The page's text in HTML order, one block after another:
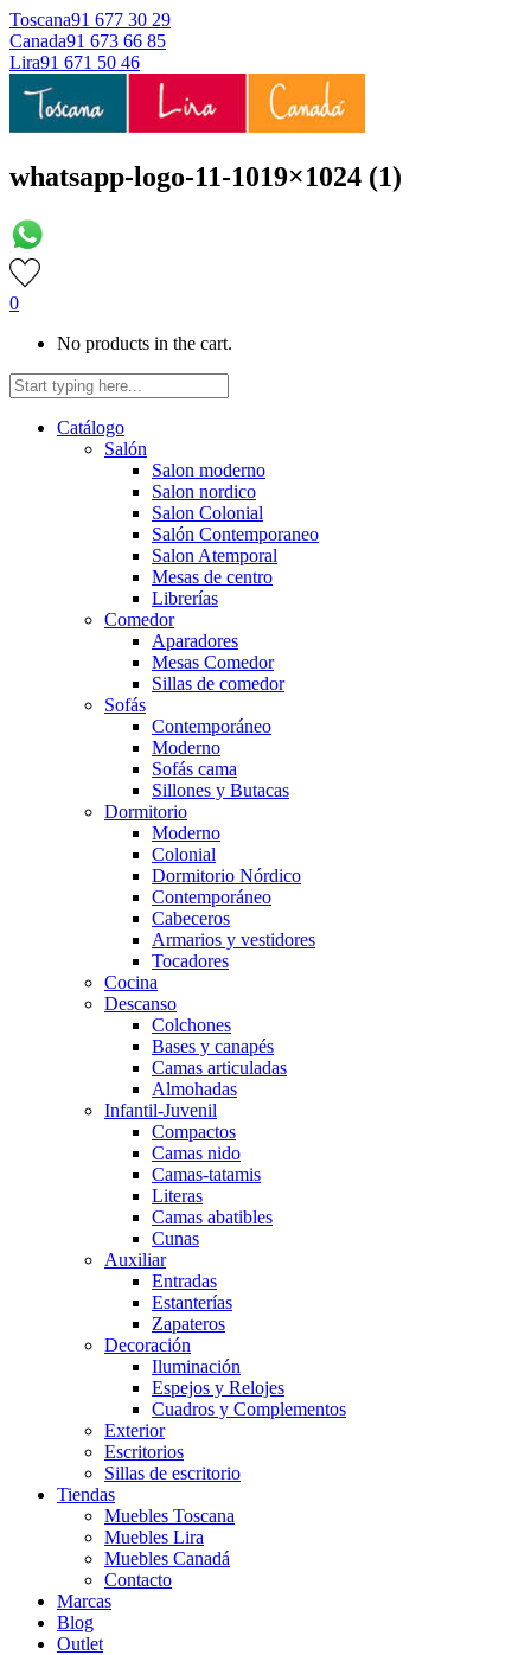
Toscana91 677 30 29
Canada91 673 66 85
Lira91 671 50 46
whatsapp-logo-11-1019×1024 (1)
0
No products in the cart.
Catálogo
Salón
Salon moderno
Salon nordico
Salon Colonial
Salón Contemporaneo
Salon Atemporal
Mesas de centro
Librerías
Comedor
Aparadores
Mesas Comedor
Sillas de comedor
Sofás
Contemporáneo
Moderno
Sofás cama
Sillones y Butacas
Dormitorio
Moderno
Colonial
Dormitorio Nórdico
Contemporáneo
Cabeceros
Armarios y vestidores
Tocadores
Cocina
Descanso
Colchones
Bases y canapés
Camas articuladas
Almohadas
Infantil-Juvenil
Compactos
Camas nido
Camas-tatamis
Literas
Camas abatibles
Cunas
Auxiliar
Entradas
Estanterías
Zapateros
Decoración
Iluminación
Espejos y Relojes
Cuadros y Complementos
Exterior
Escritorios
Sillas de escritorio
Tiendas
Muebles Toscana
Muebles Lira
Muebles Canadá
Contacto
Marcas
Blog
Outlet